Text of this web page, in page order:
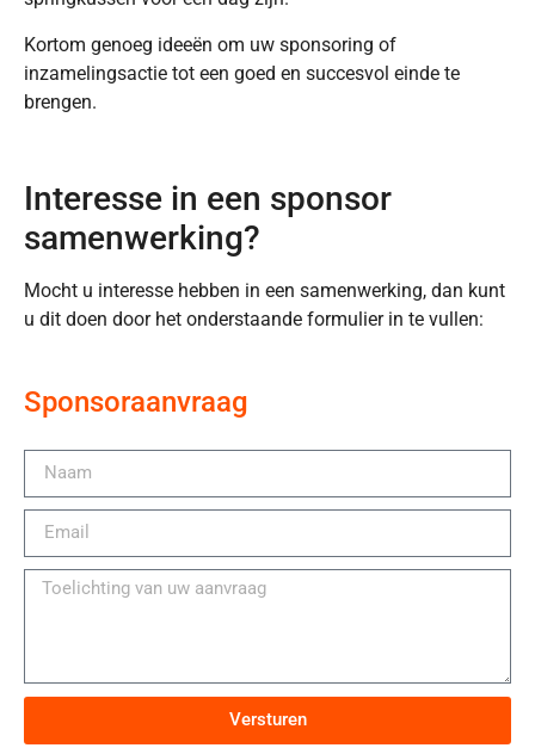
Kortom genoeg ideeën om uw sponsoring of
inzamelingsactie tot een goed en succesvol einde te
brengen.
Interesse in een sponsor
samenwerking?
Mocht u interesse hebben in een samenwerking, dan kunt
u dit doen door het onderstaande formulier in te vullen:
Sponsoraanvraag
Versturen